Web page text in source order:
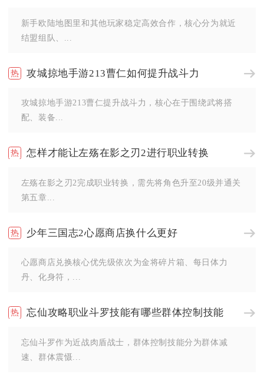
新手欧陆地图里和其他玩家稳定高效合作，核心分为就近
结盟组队、...
攻城掠地手游213曹仁如何提升战斗力
攻城掠地手游213曹仁提升战斗力，核心在于围绕武将搭
配、装备...
怎样才能让左殇在影之刃2进行职业转换
左殇在影之刃2完成职业转换，需先将角色升至20级并通关
第五章...
少年三国志2心愿商店换什么更好
心愿商店兑换核心优先级依次为金将碎片箱、每日体力
丹、化身符，...
忘仙攻略职业斗罗技能有哪些群体控制技能
忘仙斗罗作为近战肉盾战士，群体控制技能分为群体减
速、群体震慑...